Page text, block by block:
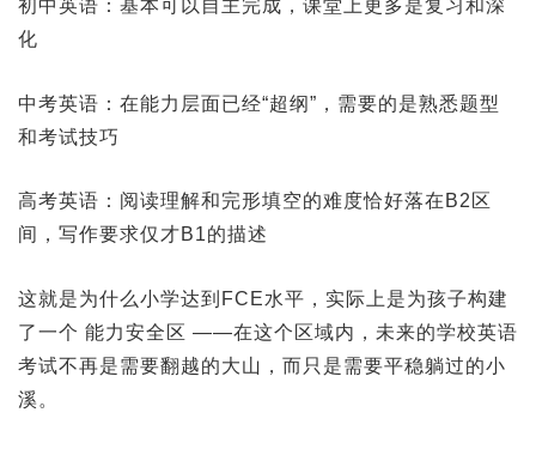
初中英语：基本可以自主完成，课堂上更多是复习和深
化
中考英语：在能力层面已经“超纲”，需要的是熟悉题型
和考试技巧
高考英语：阅读理解和完形填空的难度恰好落在B2区
间，写作要求仅才B1的描述
这就是为什么小学达到FCE水平，实际上是为孩子构建
了一个 能力安全区 ——在这个区域内，未来的学校英语
考试不再是需要翻越的大山，而只是需要平稳躺过的小
溪。